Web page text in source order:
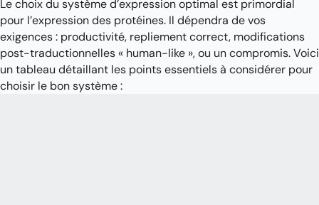
Le choix du système d’expression optimal est primordial
pour l’expression des protéines. Il dépendra de vos
exigences : productivité, repliement correct, modifications
post-traductionnelles « human-like », ou un compromis. Voici
un tableau détaillant les points essentiels à considérer pour
choisir le bon système :